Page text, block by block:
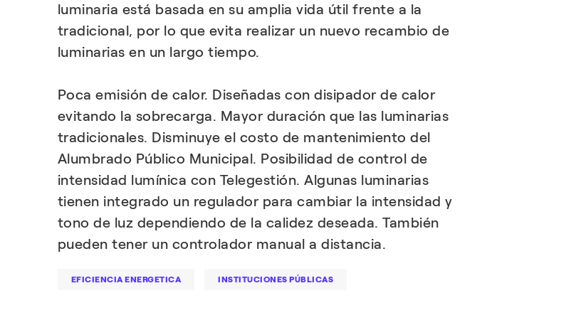
luminaria está basada en su amplia vida útil frente a la
tradicional, por lo que evita realizar un nuevo recambio de
luminarias en un largo tiempo.
Poca emisión de calor. Diseñadas con disipador de calor
evitando la sobrecarga. Mayor duración que las luminarias
tradicionales. Disminuye el costo de mantenimiento del
Alumbrado Público Municipal. Posibilidad de control de
intensidad lumínica con Telegestión. Algunas luminarias
tienen integrado un regulador para cambiar la intensidad y
tono de luz dependiendo de la calidez deseada. También
pueden tener un controlador manual a distancia.
EFICIENCIA ENERGETICA INSTITUCIONES PÚBLICAS